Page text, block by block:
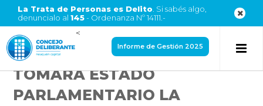
La Trata de Personas es Delito . Si sabés algo,
denuncialo al 145- Ordenanza Nº 14111.-
<
Informe de Gestión 2025
TOMARÁ ESTADO
PARLAMENTARIO LA